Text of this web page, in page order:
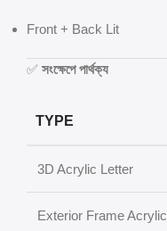
Front + Back Lit
✅ সংক্ষেপে পার্থক্য
TYPE
3D Acrylic Letter
Exterior Frame Acrylic